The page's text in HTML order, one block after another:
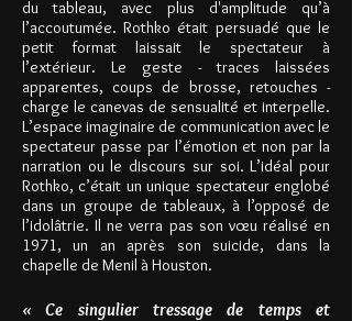
du tableau, avec plus d'amplitude qu’à
l’accoutumée. Rothko était persuadé que le
petit format laissait le spectateur à
l’extérieur. Le geste - traces laissées
apparentes, coups de brosse, retouches -
charge le canevas de sensualité et interpelle.
L’espace imaginaire de communication avec le
spectateur passe par l’émotion et non par la
narration ou le discours sur soi. L’idéal pour
Rothko, c’était un unique spectateur englobé
dans un groupe de tableaux, à l’opposé de
l’idolâtrie. Il ne verra pas son vœu réalisé en
1971, un an après son suicide, dans la
chapelle de Menil à Houston.
« Ce singulier tressage de temps et